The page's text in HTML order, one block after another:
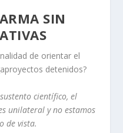
SIN
de orientar el
detenidos?
científico, el
unilateral y no estamos
de vista.